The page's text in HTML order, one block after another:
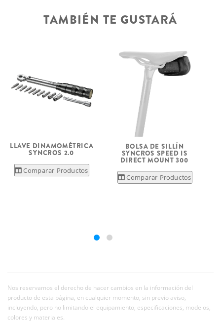
TAMBIÉN TE GUSTARÁ
LLAVE DINAMOMÉTRICA
SYNCROS 2.0
Comparar Productos
BOLSA DE SILLÍN
SYNCROS SPEED IS
DIRECT MOUNT 300
Comparar Productos
Nos reservamos el derecho de hacer cambios en la información del
producto de esta página, en cualquier momento, sin previo aviso,
incluyendo, pero no limitando el equipamiento, especificaciones, modelos,
colores y materiales.